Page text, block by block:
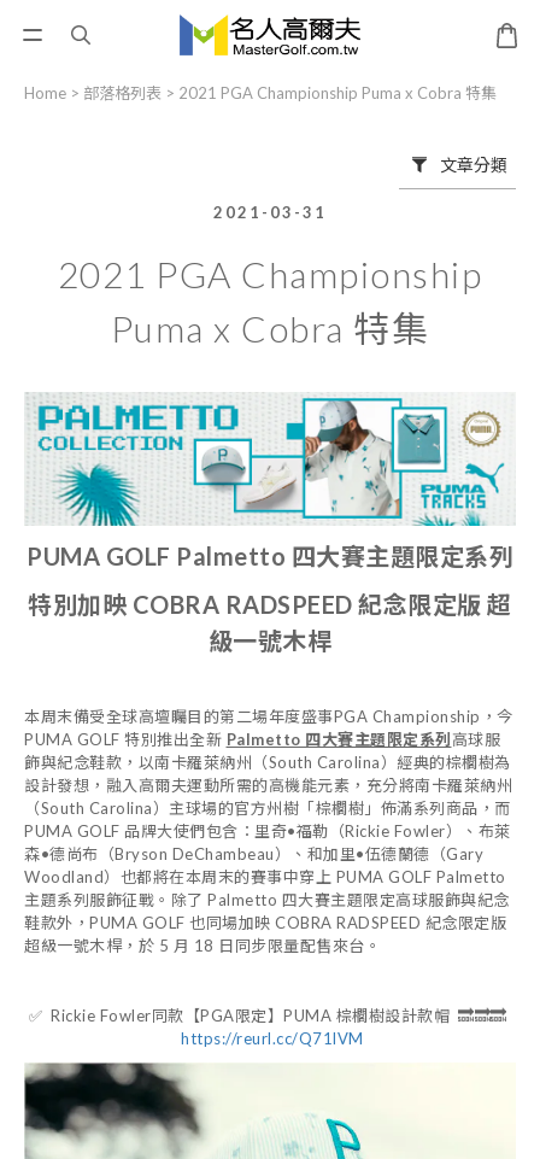
Home > 部落格列表 > 2021 PGA Championship Puma x Cobra 特集
文章分類
2021-03-31
2021 PGA Championship
Puma x Cobra 特集
PUMA GOLF Palmetto 四大賽主題限定系列
特別加映 COBRA RADSPEED 紀念限定版 超
級一號木桿
本周末備受全球高壇矚目的第二場年度盛事PGA Championship，今
PUMA GOLF 特別推出全新 Palmetto 四大賽主題限定系列 高球服
飾與紀念鞋款，以南卡羅萊納州（South Carolina）經典的棕櫚樹為
設計發想，融入高爾夫運動所需的高機能元素，充分將南卡羅萊納州
（South Carolina）主球場的官方州樹「棕櫚樹」佈滿系列商品，而
PUMA GOLF 品牌大使們包含：里奇•福勒（Rickie Fowler）、布萊
森•德尚布（Bryson DeChambeau）、和加里•伍德蘭德（Gary
Woodland）也都將在本周末的賽事中穿上 PUMA GOLF Palmetto
主題系列服飾征戰。除了 Palmetto 四大賽主題限定高球服飾與紀念
鞋款外，PUMA GOLF 也同場加映 COBRA RADSPEED 紀念限定版
超級一號木桿，於 5 月 18 日同步限量配售來台。
✅Rickie Fowler同款【PGA限定】PUMA 棕櫚樹設計款帽 🔜🔜🔜
https://reurl.cc/Q71lVM